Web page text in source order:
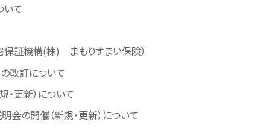
いて
保証機構(株) まもりすまい保険）
の改訂について
更新）について
会の開催（新規・更新）について